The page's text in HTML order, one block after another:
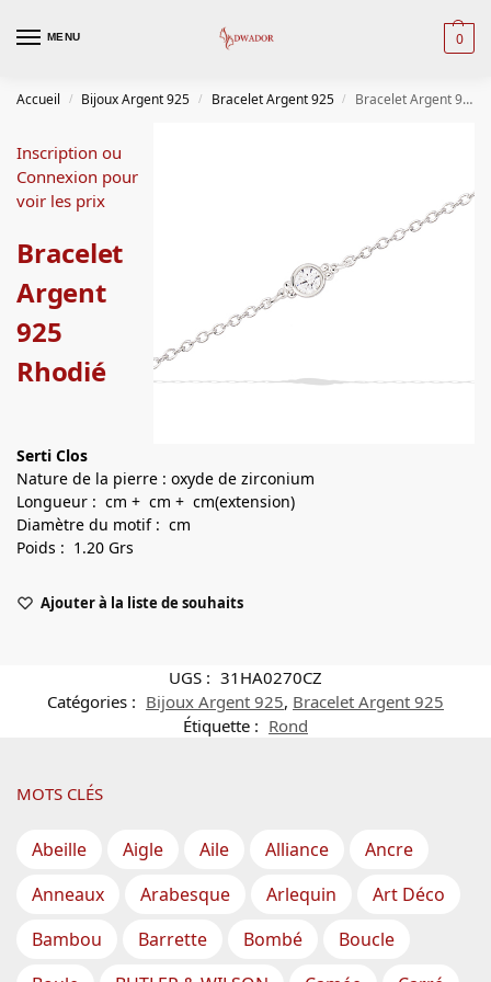
MENU 0
Accueil / Bijoux Argent 925 / Bracelet Argent 925 / Bracelet Argent 925 Rhodié
Inscription ou
Connexion pour
voir les prix
Bracelet
Argent
925
Rhodié
Serti Clos
Nature de la pierre : oxyde de zirconium
Longueur : cm + cm + cm(extension)
Diamètre du motif : cm
Poids : 1.20 Grs
Ajouter à la liste de souhaits
UGS : 31HA0270CZ
Catégories : Bijoux Argent 925, Bracelet Argent 925
Étiquette : Rond
MOTS CLÉS
Abeille Aigle Aile Alliance
Ancre
Anneaux
Arabesque Arlequin
Art Déco
Bambou
Barrette Bombé
Boucle